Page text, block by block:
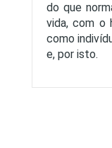
do que
vida, com o
como
e, por isto.